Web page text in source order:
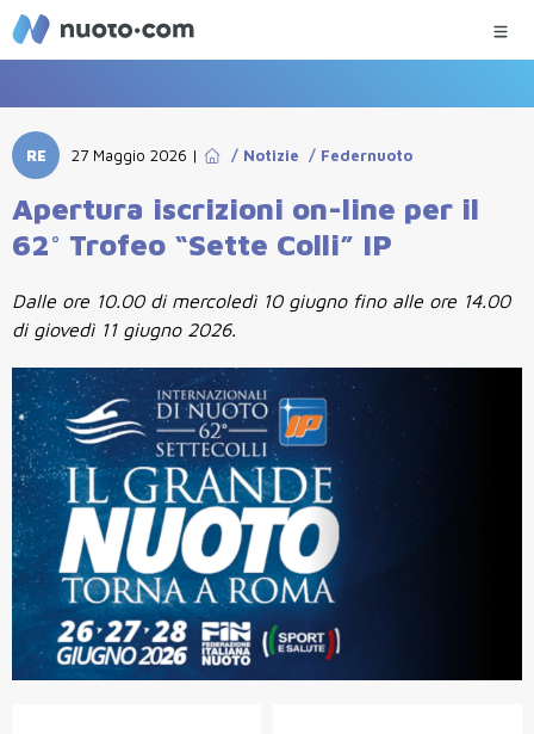
RE 27 Maggio 2026 | / Notizie / Federnuoto
Apertura iscrizioni on-line per il
62° Trofeo “Sette Colli” IP
Dalle ore 10.00 di mercoledì 10 giugno fino alle ore 14.00
di giovedì 11 giugno 2026.